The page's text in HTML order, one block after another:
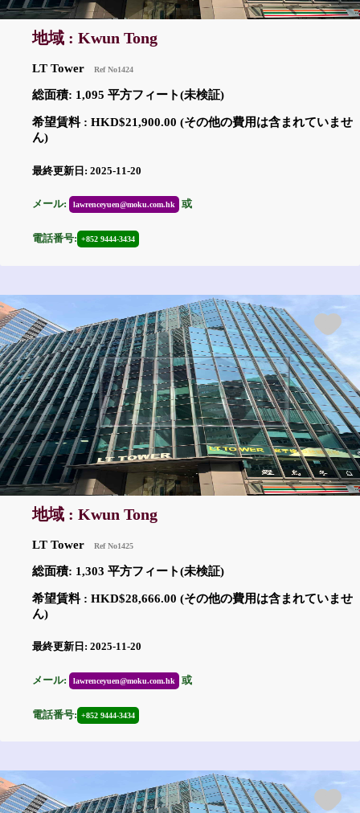
地域 : Kwun Tong
LT Tower Ref No1424
総面積: 1,095 平方フィート(未検証)
希望賃料 : HKD$21,900.00 (その他の費用は含まれていませ
ん)
最終更新日: 2025-11-20
メール: lawrenceyuen@moku.com.hk 或
電話番号: +852 9444-3434
地域 : Kwun Tong
LT Tower Ref No1425
総面積: 1,303 平方フィート(未検証)
希望賃料 : HKD$28,666.00 (その他の費用は含まれていませ
ん)
最終更新日: 2025-11-20
メール: lawrenceyuen@moku.com.hk 或
電話番号: +852 9444-3434